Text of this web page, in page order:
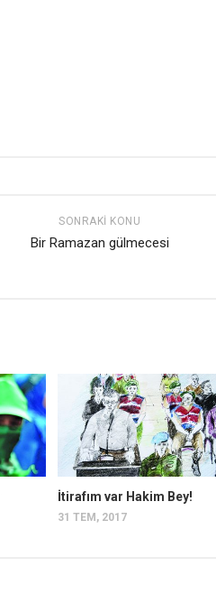
SONRAKI KONU
Bir Ramazan gülmecesi
İtirafım var Hakim Bey!
31 TEM, 2017